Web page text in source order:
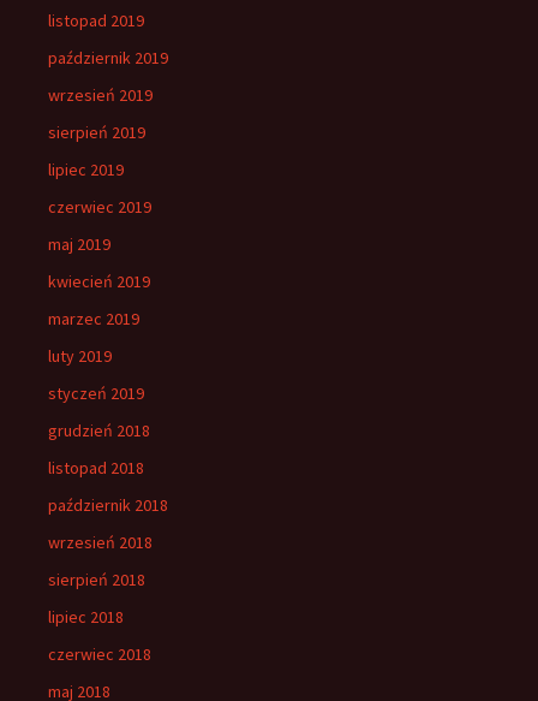
listopad 2019
październik 2019
wrzesień 2019
sierpień 2019
lipiec 2019
czerwiec 2019
maj 2019
kwiecień 2019
marzec 2019
luty 2019
styczeń 2019
grudzień 2018
listopad 2018
październik 2018
wrzesień 2018
sierpień 2018
lipiec 2018
czerwiec 2018
maj 2018